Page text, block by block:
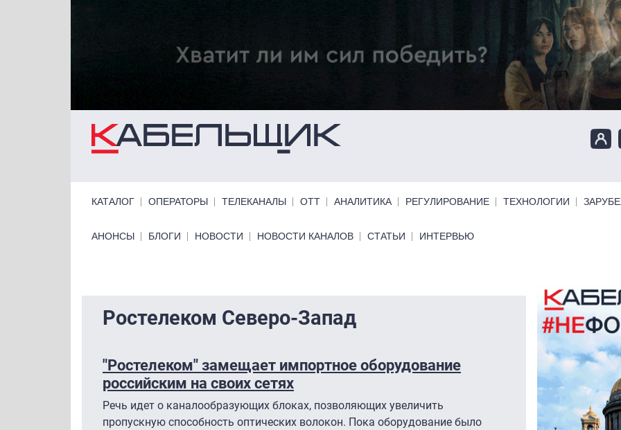
Перейти к основному содержанию
КАТАЛОГ ОПЕРАТОРЫ ТЕЛЕКАНАЛЫ ОТТ АНАЛИТИКА РЕГУЛИРОВАНИЕ ТЕХНОЛОГИИ
Primary links bottom
АНОНСЫ БЛОГИ НОВОСТИ НОВОСТИ КАНАЛОВ СТАТЬИ ИНТЕРВЬЮ
Ростелеком Северо-Запад
"Ростелеком" замещает импортное оборудование
российским на своих сетях
Речь идет о каналообразующих блоках, позволяющих увеличить
пропускную способность оптических волокон. Пока оборудование было